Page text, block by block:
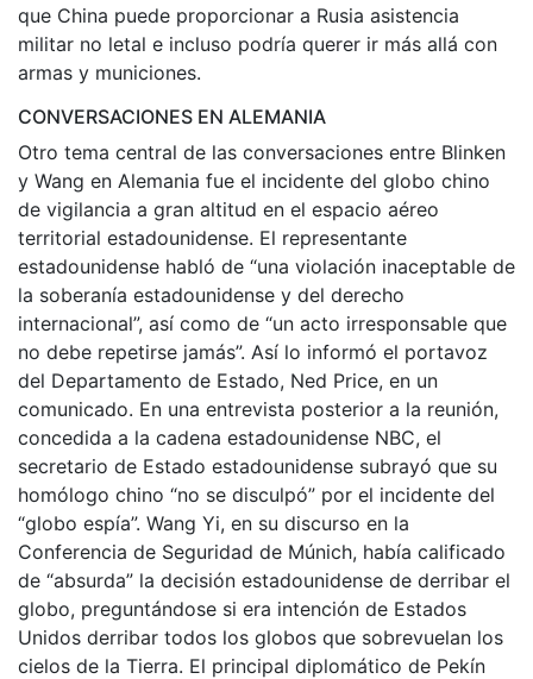
que China puede proporcionar a Rusia asistencia
militar no letal e incluso podría querer ir más allá con
armas y municiones.
CONVERSACIONES EN ALEMANIA
Otro tema central de las conversaciones entre Blinken
y Wang en Alemania fue el incidente del globo chino
de vigilancia a gran altitud en el espacio aéreo
territorial estadounidense. El representante
estadounidense habló de “una violación inaceptable de
la soberanía estadounidense y del derecho
internacional”, así como de “un acto irresponsable que
no debe repetirse jamás”. Así lo informó el portavoz
del Departamento de Estado, Ned Price, en un
comunicado. En una entrevista posterior a la reunión,
concedida a la cadena estadounidense NBC, el
secretario de Estado estadounidense subrayó que su
homólogo chino “no se disculpó” por el incidente del
“globo espía”. Wang Yi, en su discurso en la
Conferencia de Seguridad de Múnich, había calificado
de “absurda” la decisión estadounidense de derribar el
globo, preguntándose si era intención de Estados
Unidos derribar todos los globos que sobrevuelan los
cielos de la Tierra. El principal diplomático de Pekín